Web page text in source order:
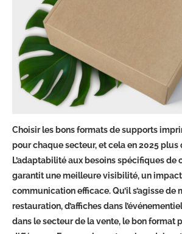
Choisir les bons formats de supports
pour chaque secteur, et cela en 2025 plus
L’adaptabilité aux besoins spécifiques de
garantit une meilleure visibilité, un
communication efficace. Qu’il s’agisse de
restauration, d’affiches dans
dans le secteur de la vente, le bon format